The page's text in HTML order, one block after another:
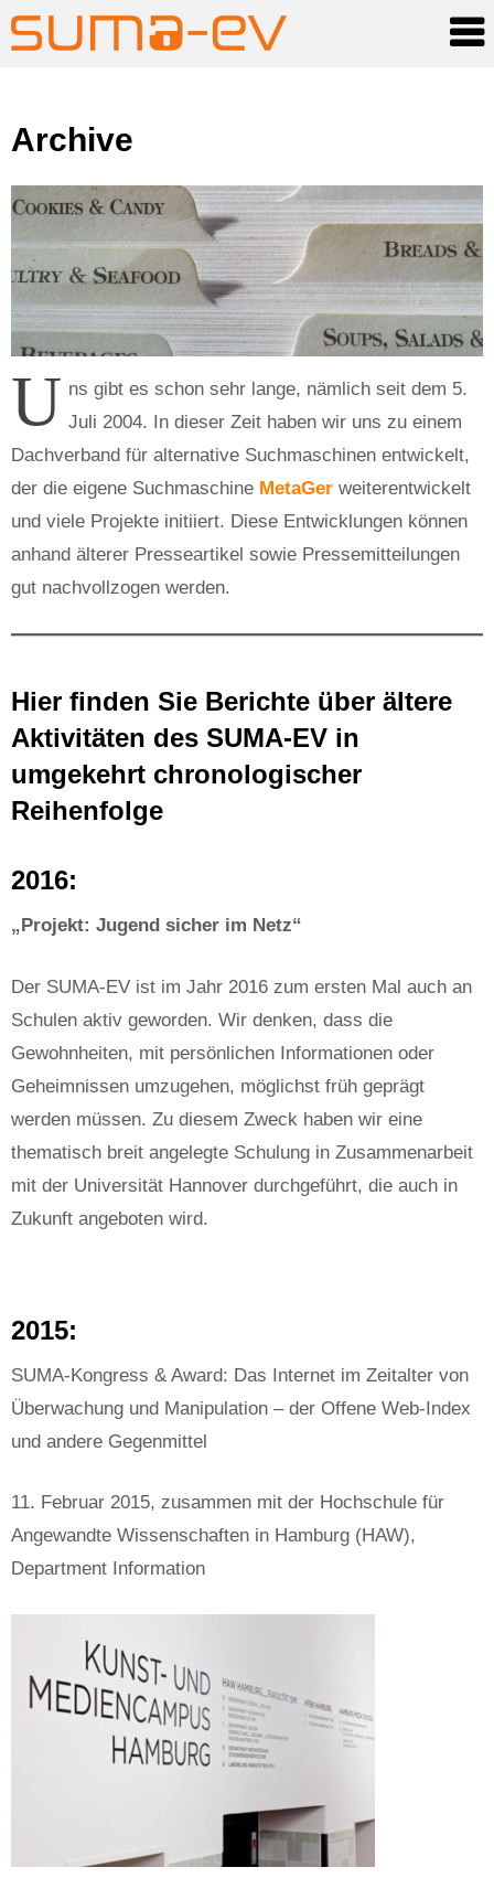
to
Archive
U ns gibt es schon sehr lange, nämlich seit dem 5.
Juli 2004. In dieser Zeit haben wir uns zu einem
Dachverband für alternative Suchmaschinen entwickelt,
der die eigene Suchmaschine MetaGer weiterentwickelt
und viele Projekte initiiert. Diese Entwicklungen können
anhand älterer Presseartikel sowie Pressemitteilungen
gut nachvollzogen werden.
Hier finden Sie Berichte über ältere
Aktivitäten des SUMA-EV in
umgekehrt chronologischer
Reihenfolge
2016:
„Projekt: Jugend sicher im Netz“
Der SUMA-EV ist im Jahr 2016 zum ersten Mal auch an
Schulen aktiv geworden. Wir denken, dass die
Gewohnheiten, mit persönlichen Informationen oder
Geheimnissen umzugehen, möglichst früh geprägt
werden müssen. Zu diesem Zweck haben wir eine
thematisch breit angelegte Schulung in Zusammenarbeit
mit der Universität Hannover durchgeführt, die auch in
Zukunft angeboten wird.
2015:
SUMA-Kongress & Award: Das Internet im Zeitalter von
Überwachung und Manipulation – der Offene Web-Index
und andere Gegenmittel
11. Februar 2015, zusammen mit der Hochschule für
Angewandte Wissenschaften in Hamburg (HAW),
Department Information